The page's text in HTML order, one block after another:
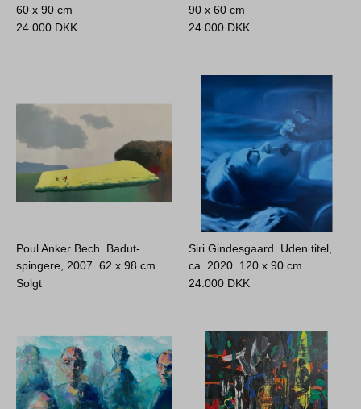
60 x 90 cm
24.000 DKK
90 x 60 cm
24.000 DKK
Poul Anker Bech. Badut-
spingere, 2007.62 x 98 cm
Solgt
Siri Gindesgaard. Uden titel,
ca. 2020. 120 x 90 cm
24.000 DKK